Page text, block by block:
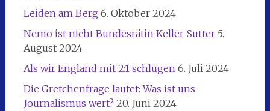
Leiden am Berg 6. Oktober 2024
Nemo ist nicht Bundesrätin Keller-Sutter 5.
August 2024
Als wir England mit 2:1 schlugen 6. Juli 2024
Die Gretchenfrage lautet: Was ist uns
Journalismus wert? 20. Juni 2024